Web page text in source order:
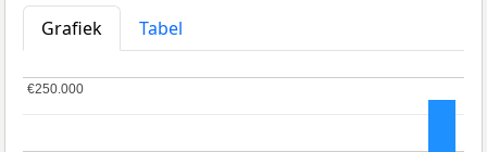
Grafiek
Tabel
€250.000
€250.000